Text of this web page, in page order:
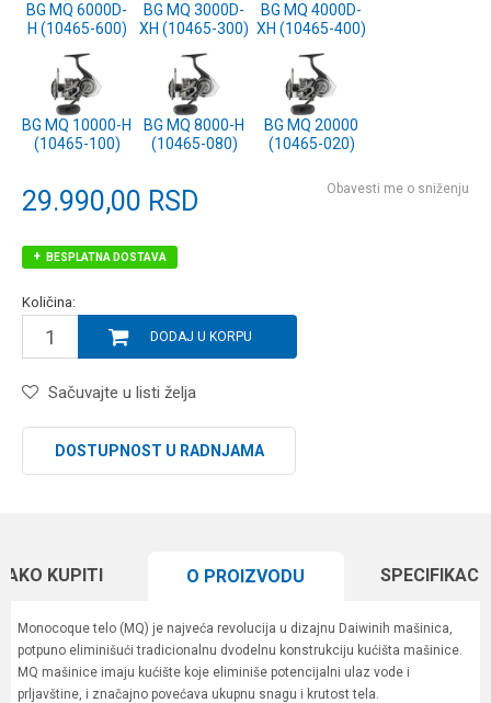
BG MQ 6000D-
H (10465-600)
BG MQ 3000D-
XH (10465-300)
BG MQ 4000D-
XH (10465-400)
BG MQ 10000-H
(10465-100)
BG MQ 8000-H
(10465-080)
BG MQ 20000
(10465-020)
29.990,00 RSD Obavesti me o sniženju
BESPLATNA DOSTAVA
Količina:
DODAJ U KORPU
Sačuvajte u listi želja
DOSTUPNOST U RADNJAMA
KUPITI O PROIZVODU
Monocoque telo (MQ) je najveća revolucija u dizajnu Daiwinih mašinica,
potpuno eliminišući tradicionalnu dvodelnu konstrukciju kućišta mašinice.
MQ mašinice imaju kućište koje eliminiše potencijalni ulaz vode i
prljavštine, i značajno povećava ukupnu snagu i krutost tela.